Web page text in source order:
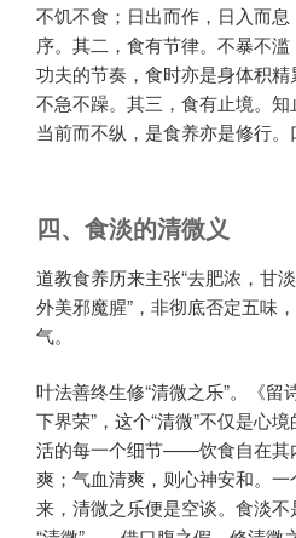
不饥不食；日出而作，日入而
序。其二，食有节律。不暴不
功夫的节奏，食时亦是身体积精
不急不躁。其三，食有止境。
当前而不纵，是食养亦是修行。
四、食淡的清微义
道教食养历来主张“去肥浓，甘
外美邪魔腥”，非彻底否定五味
气。
叶法善终生修“清微之乐”。《留
下界荣”，这个“清微”不仅是心
活的每一个细节——饮食自在其
爽；气血清爽，则心神安和。
来，清微之乐便是空谈。食淡